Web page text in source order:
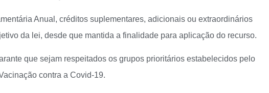
Anual, créditos suplementares, adicionais ou extraordinários
da lei, desde que mantida a finalidade para aplicação do recurso.
que sejam respeitados os grupos prioritários estabelecidos pelo
contra a Covid-19.